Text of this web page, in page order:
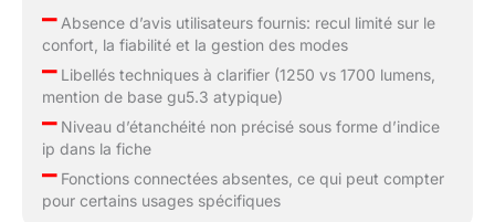
–Absence d’avis utilisateurs fournis: recul limité sur le
confort, la fiabilité et la gestion des modes
–Libellés techniques à clarifier (1250 vs 1700 lumens,
mention de base gu5.3 atypique)
–Niveau d’étanchéité non précisé sous forme d’indice
ip dans la fiche
–Fonctions connectées absentes, ce qui peut compter
pour certains usages spécifiques